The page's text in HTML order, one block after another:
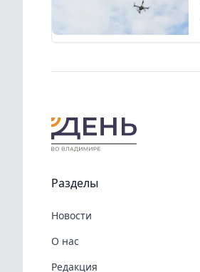
Разделы
Новости
О нас
Редакция